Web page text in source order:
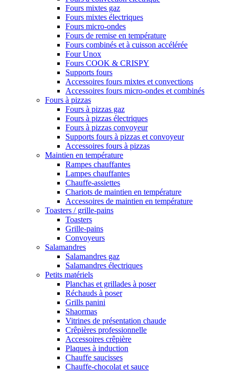
Fours mixtes gaz
Fours mixtes électriques
Fours micro-ondes
Fours de remise en température
Fours combinés et à cuisson accélérée
Four Unox
Fours COOK & CRISPY
Supports fours
Accessoires fours mixtes et convections
Accessoires fours micro-ondes et combinés
Fours à pizzas
Fours à pizzas gaz
Fours à pizzas électriques
Fours à pizzas convoyeur
Supports fours à pizzas et convoyeur
Accessoires fours à pizzas
Maintien en température
Rampes chauffantes
Lampes chauffantes
Chauffe-assiettes
Chariots de maintien en température
Accessoires de maintien en température
Toasters / grille-pains
Toasters
Grille-pains
Convoyeurs
Salamandres
Salamandres gaz
Salamandres électriques
Petits matériels
Planchas et grillades à poser
Réchauds à poser
Grills panini
Shaormas
Vitrines de présentation chaude
Crêpières professionnelle
Accessoires crêpière
Plaques à induction
Chauffe saucisses
Chauffe-chocolat et sauce